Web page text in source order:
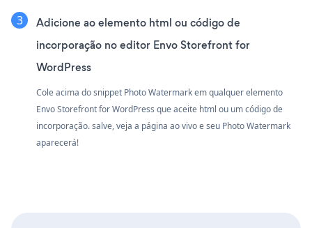
Adicione ao elemento html ou código de
incorporação no editor Envo Storefront for
WordPress
Cole acima do snippet Photo Watermark em qualquer elemento
Envo Storefront for WordPress que aceite html ou um código de
incorporação. salve, veja a página ao vivo e seu Photo Watermark
aparecerá!